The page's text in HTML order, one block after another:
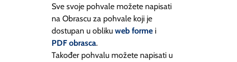
Sve svoje pohvale možete napisati
na Obrascu za pohvale koji je
dostupan u obliku web forme i
PDF obrasca.
Također pohvalu možete napisati u